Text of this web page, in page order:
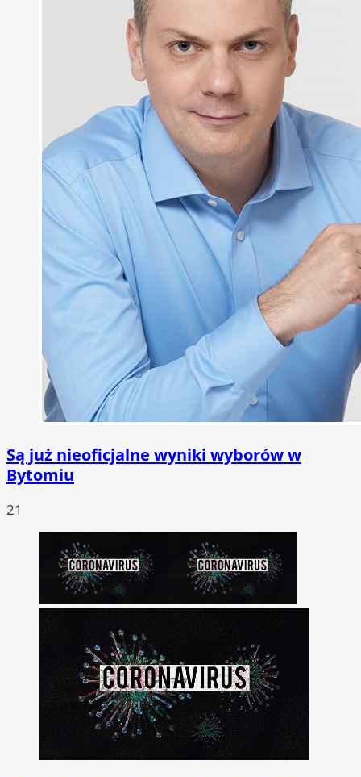
Są już nieoficjalne wyniki wyborów w
Bytomiu
21